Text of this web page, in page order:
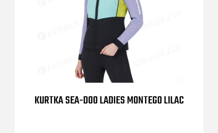
KURTKA SEA-DOO LADIES MONTEGO LILAC